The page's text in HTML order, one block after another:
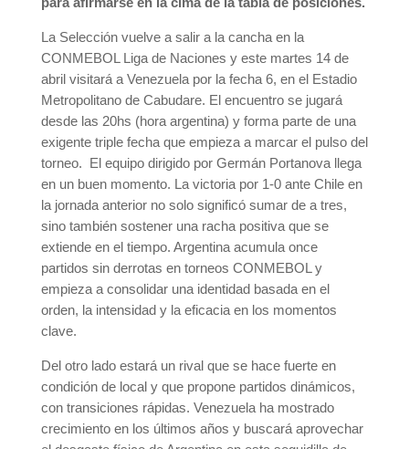
La Selección vuelve a salir a la cancha en la
CONMEBOL Liga de Naciones y este martes 14 de
abril visitará a Venezuela por la fecha 6, en el Estadio
Metropolitano de Cabudare. El encuentro se jugará
desde las 20hs (hora argentina) y forma parte de una
exigente triple fecha que empieza a marcar el pulso del
torneo. El equipo dirigido por Germán Portanova llega
en un buen momento. La victoria por 1-0 ante Chile en
la jornada anterior no solo significó sumar de a tres,
sino también sostener una racha positiva que se
extiende en el tiempo. Argentina acumula once
partidos sin derrotas en torneos CONMEBOL y
empieza a consolidar una identidad basada en el
orden, la intensidad y la eficacia en los momentos
clave.
Del otro lado estará un rival que se hace fuerte en
condición de local y que propone partidos dinámicos,
con transiciones rápidas. Venezuela ha mostrado
crecimiento en los últimos años y buscará aprovechar